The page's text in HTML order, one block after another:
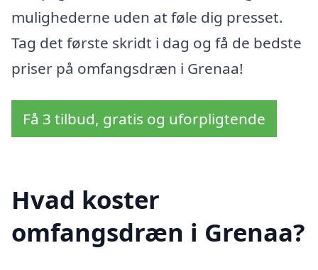
mulighederne uden at føle dig presset.
Tag det første skridt i dag og få de bedste
priser på omfangsdræn i Grenaa!
Få 3 tilbud, gratis og uforpligtende
Hvad koster
omfangsdræn i Grenaa?